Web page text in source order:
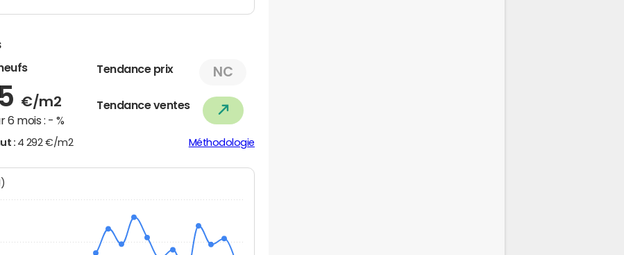
€/m2
6 mois : - %
Tendance prix NC
Tendance ventes
: 4 292 €/m2 Méthodologie